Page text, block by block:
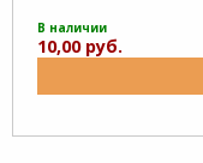
В наличии
10,00 руб.